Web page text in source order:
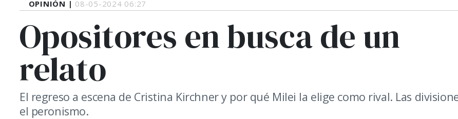
OPINIÓN | 08-05-2024 06:27
Opositores en busca de un
relato
El regreso a escena de Cristina Kirchner y por qué Milei la elige como rival. Las
el peronismo.